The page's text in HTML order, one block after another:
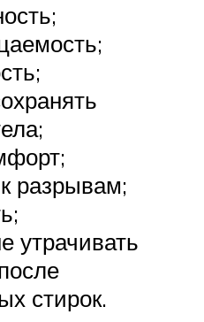
разрывам;
утрачивать
стирок.